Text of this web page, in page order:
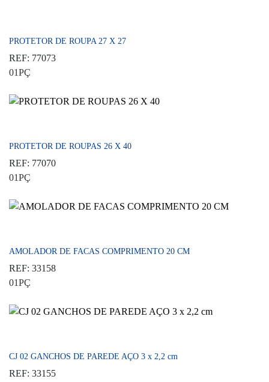
PROTETOR DE ROUPA 27 X 27
REF: 77073
01PÇ
PROTETOR DE ROUPAS 26 X 40
REF: 77070
01PÇ
AMOLADOR DE FACAS COMPRIMENTO 20 CM
REF: 33158
01PÇ
CJ 02 GANCHOS DE PAREDE AÇO 3 x 2,2 cm
REF: 33155